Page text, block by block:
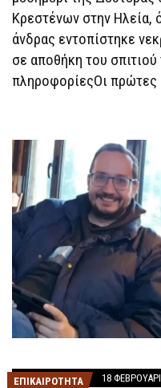
Κρεστένων στην Ηλεία,
άνδρας εντοπίστηκε
σε αποθήκη του
πληροφορίεςΟι πρώτες
ΕΠΙΚΑΙΡΟΤΗΤΑ 18